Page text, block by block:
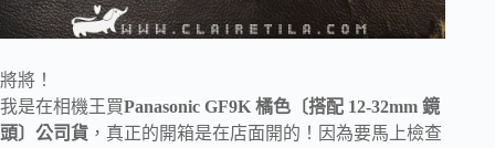
將將！
我是在相機王買Panasonic GF9K 橘色〔搭配 12-32mm 鏡
頭〕公司貨 ，真正的開箱是在店面開的！因為要馬上檢查